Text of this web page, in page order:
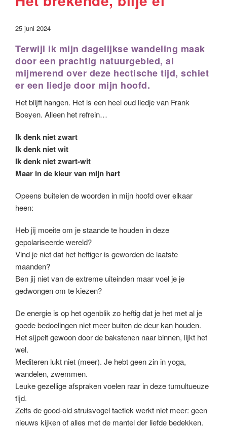
25 juni 2024
Terwijl ik mijn dagelijkse wandeling maak
door een prachtig natuurgebied, al
mijmerend over deze hectische tijd, schiet
er een liedje door mijn hoofd.
Het blijft hangen. Het is een heel oud liedje van Frank
Boeyen. Alleen het refrein…
Ik denk niet zwart
Ik denk niet wit
Ik denk niet zwart-wit
Maar in de kleur van mijn hart
Opeens buitelen de woorden in mijn hoofd over elkaar
heen:
Heb jij moeite om je staande te houden in deze
gepolariseerde wereld?
Vind je niet dat het heftiger is geworden de laatste
maanden?
Ben jij niet van de extreme uiteinden maar voel je je
gedwongen om te kiezen?
De energie is op het ogenblik zo heftig dat je het met al je
goede bedoelingen niet meer buiten de deur kan houden.
Het sijpelt gewoon door de bakstenen naar binnen, lijkt het
wel.
Mediteren lukt niet (meer). Je hebt geen zin in yoga,
wandelen, zwemmen.
Leuke gezellige afspraken voelen raar in deze tumultueuze
tijd.
Zelfs de good-old struisvogel tactiek werkt niet meer: geen
nieuws kijken of alles met de mantel der liefde bedekken.